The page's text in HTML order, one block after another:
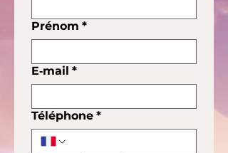
Prénom *
E‑mail *
Téléphone *